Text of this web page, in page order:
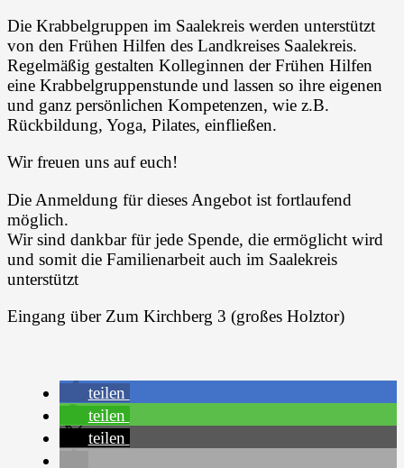
Die Krabbelgruppen im Saalekreis werden unterstützt
von den Frühen Hilfen des Landkreises Saalekreis.
Regelmäßig gestalten Kolleginnen der Frühen Hilfen
eine Krabbelgruppenstunde und lassen so ihre eigenen
und ganz persönlichen Kompetenzen, wie z.B.
Rückbildung, Yoga, Pilates, einfließen.
Wir freuen uns auf euch!
Die Anmeldung für dieses Angebot ist fortlaufend
möglich.
Wir sind dankbar für jede Spende, die ermöglicht wird
und somit die Familienarbeit auch im Saalekreis
unterstützt
Eingang über Zum Kirchberg 3 (großes Holztor)
teilen
teilen
teilen